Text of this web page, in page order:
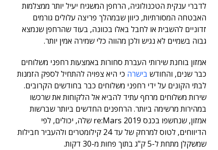
לדברי ענקית הטכנולוגיה, הרחפן המשגיח יעיל יותר ממצלמות
האבטחה המסורתיות, כיוון שבמהלך פריצה עלולים גורמים
זדוניים להשבית או לחבל באלו בכוונה, בעוד שהרחפן שנמצא
גבוה בשמיים לא נגיש ולכן מהווה כלי שמירה אמין יותר.
אמזון בוחנת שירותי העברת סחורות באמצעות רחפני משלוחים
כבר שנים, והחודש בישרה כי היא צפויה להתחיל לספק הזמנות
לבתי הקונים על ידי רחפני משלוחים כבר בחודשים הקרובים.
שירות משלוחים מרחף עתיד להביא אל הלקוחות את שרכשו
במהירות מרשימה ביותר. הרחפנים החדשים ביותר שברשות
אמזון, שנחשפו בכנס re:Mars 2019 שלה, יכולים, לפי
הדיווחים, לטוס למרחק של עד 24 קילומטרים ולהעביר חבילות
שמשקלן מתחת ל-5 ק"ג בתוך פחות מ-30 דקות.